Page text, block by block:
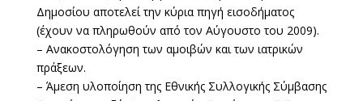
Δημοσίου αποτελεί την κύρια πηγή εισοδήματος
(έχουν να πληρωθούν από τον Αύγουστο του 2009).
– Ανακοστολόγηση των αμοιβών και των ιατρικών
πράξεων.
– Άμεση υλοποίηση της Εθνικής Συλλογικής Σύμβασης